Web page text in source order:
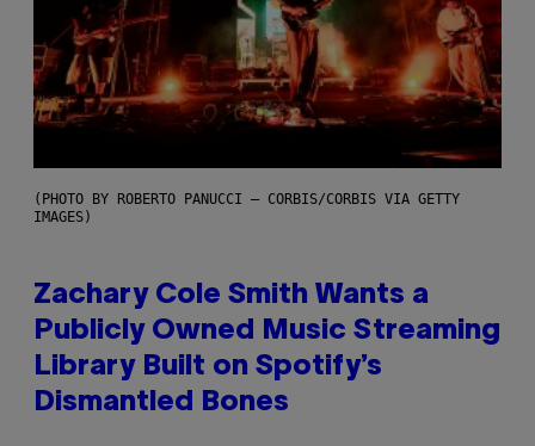
(PHOTO BY ROBERTO PANUCCI – CORBIS/CORBIS VIA GETTY
IMAGES)
Zachary Cole Smith Wants a
Publicly Owned Music Streaming
Library Built on Spotify’s
Dismantled Bones